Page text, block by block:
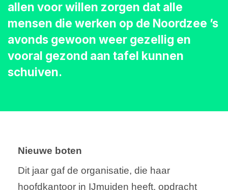
allen voor willen zorgen dat alle
mensen die werken op de Noordzee ’s
avonds gewoon weer gezellig en
vooral gezond aan tafel kunnen
schuiven.
Nieuwe boten
Dit jaar gaf de organisatie, die haar
hoofdkantoor in IJmuiden heeft, opdracht